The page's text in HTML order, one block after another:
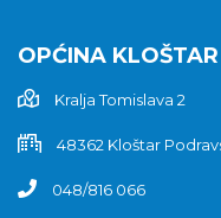
OPĆINA
Kralja Tomislava 2
48362 Kloštar
048/816 066